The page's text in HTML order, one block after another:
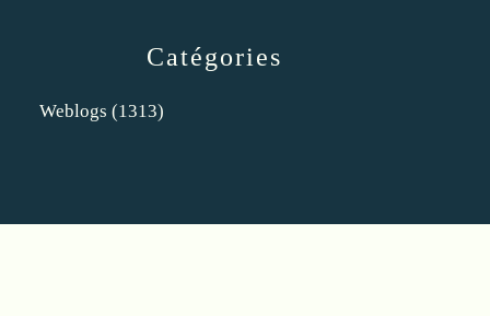
Catégories
Weblogs (1313)